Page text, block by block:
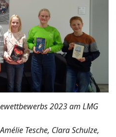
2023 am LMG
Tesche, Clara Schulze,